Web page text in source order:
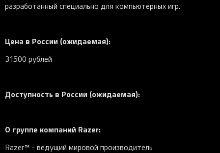
разработанный специально для компьютерных игр.
Цена в России (ожидаемая):
31500 рублей
Доступность в России (ожидаемая):
О группе компаний Razer:
Razer™ - ведущий мировой производитель